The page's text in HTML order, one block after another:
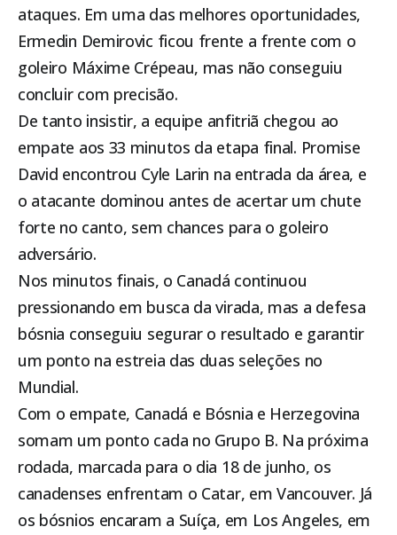
ataques. Em uma das melhores oportunidades,
Ermedin Demirovic ficou frente a frente com o
goleiro Máxime Crépeau, mas não conseguiu
concluir com precisão.
De tanto insistir, a equipe anfitriã chegou ao
empate aos 33 minutos da etapa final. Promise
David encontrou Cyle Larin na entrada da área, e
o atacante dominou antes de acertar um chute
forte no canto, sem chances para o goleiro
adversário.
Nos minutos finais, o Canadá continuou
pressionando em busca da virada, mas a defesa
bósnia conseguiu segurar o resultado e garantir
um ponto na estreia das duas seleções no
Mundial.
Com o empate, Canadá e Bósnia e Herzegovina
somam um ponto cada no Grupo B. Na próxima
rodada, marcada para o dia 18 de junho, os
canadenses enfrentam o Catar, em Vancouver. Já
os bósnios encaram a Suíça, em Los Angeles, em